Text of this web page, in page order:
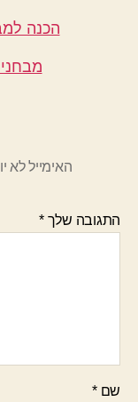
הכנה
האימייל לא
התגובה שלך*
שם*